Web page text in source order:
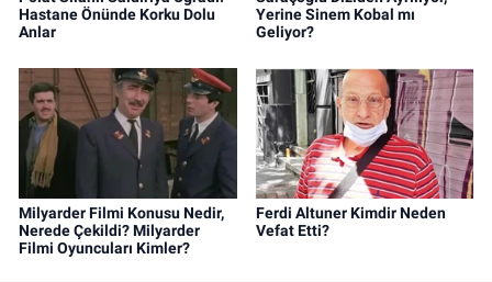
Hastane Önünde Korku Dolu
Anlar
Yerine Sinem Kobal mı
Geliyor?
Milyarder Filmi Konusu Nedir,
Nerede Çekildi? Milyarder
Filmi Oyuncuları Kimler?
Ferdi Altuner Kimdir Neden
Vefat Etti?